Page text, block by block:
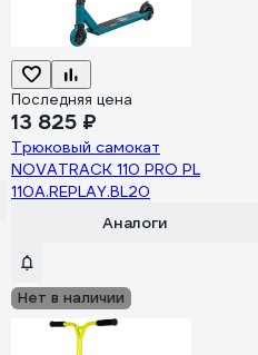
Последняя цена
13 825 ₽
Трюковый самокат
NOVATRACK 110 PRO PL
110A.REPLAY.BL20
Аналоги
Нет в наличии